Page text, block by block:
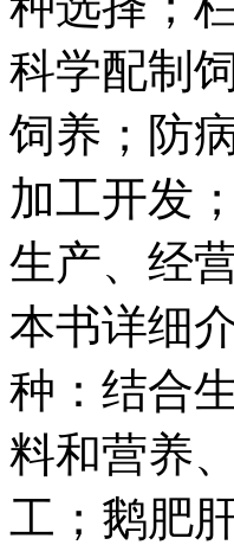
科学配制
饲养；防
加工开发
生产、经
本书详细
种：结合
料和营养
工；鹅肥